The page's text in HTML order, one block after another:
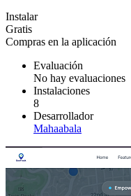
Instalar
Gratis
Compras en la aplicación
Evaluación
No hay evaluaciones
Instalaciones
8
Desarrollador
Mahaabala